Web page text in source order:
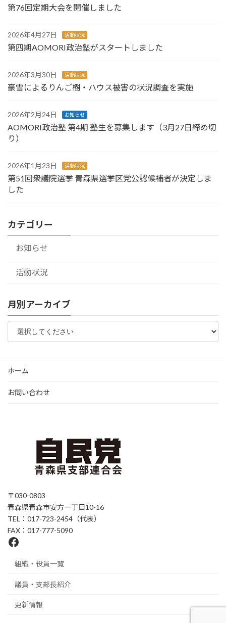
第76回定期大会を開催しました
2026年4月27日 活動状況
第四期AOMORI政治塾がスタートしました
2026年3月30日 活動状況
豪雪によるりんご樹・ハウス被害の状況調査を実施
2026年2月24日 お知らせ
AOMORI政治塾 第4期 塾生を募集します（3月27日締め切
り）
2026年1月23日 活動状況
第51回衆議院選挙 青森県選挙区党公認候補者が決定しま
した
カテゴリー
お知らせ
活動状況
月別アーカイブ
ホーム
お問い合わせ
〒030-0803
青森県青森市安方一丁目10-16
TEL：017-723-2454（代表）
FAX：017-777-5090
Facebook
組織・役員一覧
議員・支部長紹介
更新情報